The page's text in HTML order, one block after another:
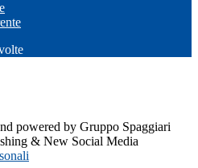
powered by Gruppo Spaggiari
& New Social Media